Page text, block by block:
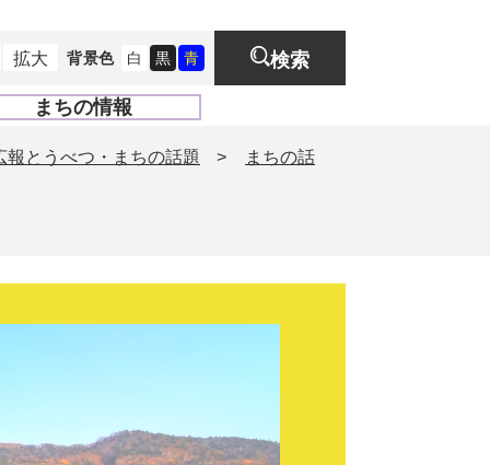
拡大 背景色 白 黒 青 検索
まちの情報
開
く
報とうべつ・まちの話題 >
まちの話